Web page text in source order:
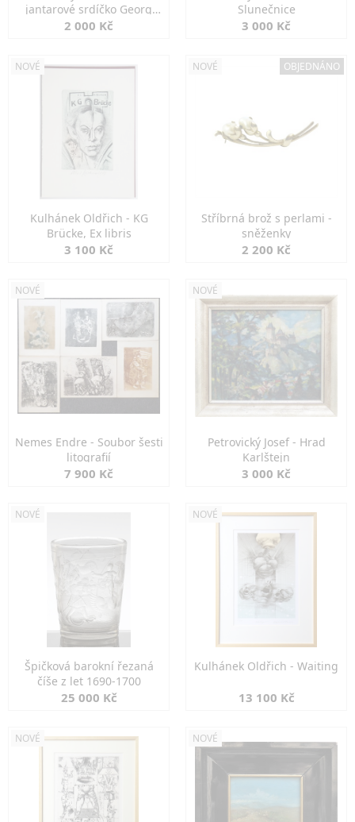
jantarové srdíčko Georg
Kramer
2 000 Kč
Slunečnice
3 000 Kč
NOVÉ
Kulhánek Oldřich - KG
Brücke, Ex libris
3 100 Kč
NOVÉ OBJEDNÁNO
Stříbrná brož s perlami -
sněženky
2 200 Kč
NOVÉ
Nemes Endre - Soubor šesti
litografií
7 900 Kč
NOVÉ
Petrovický Josef - Hrad
Karlštejn
3 000 Kč
NOVÉ
Špičková barokní řezaná
číše z let 1690-1700
25 000 Kč
NOVÉ
Kulhánek Oldřich - Waiting
13 100 Kč
NOVÉ NOVÉ